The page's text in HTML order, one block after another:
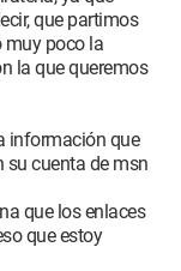
que partimos
muy poco la
la que queremos
información que
su cuenta de msn
que los enlaces
que estoy